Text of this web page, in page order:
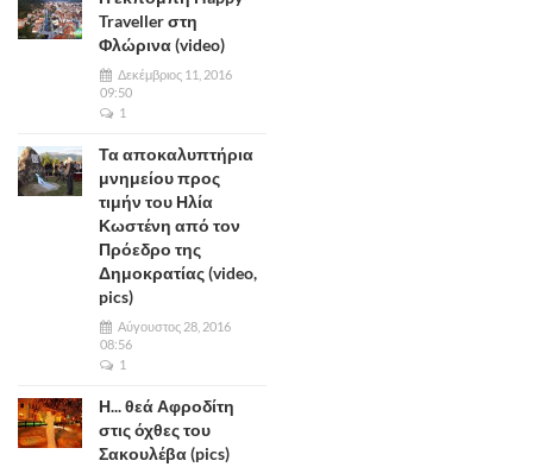
Traveller στη
Φλώρινα (video)
Δεκέμβριος 11, 2016
09:50
1
Τα αποκαλυπτήρια
μνημείου προς
τιμήν του Ηλία
Κωστένη από τον
Πρόεδρο της
Δημοκρατίας (video,
pics)
Αύγουστος 28, 2016
08:56
1
Η... θεά Αφροδίτη
στις όχθες του
Σακουλέβα (pics)